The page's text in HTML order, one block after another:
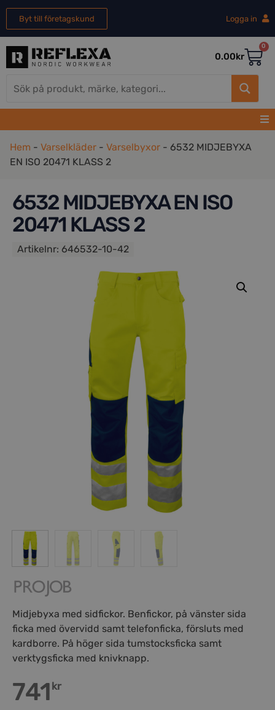
Byt till företagskund Logga in
0.00kr
0
Hem - Varselkläder - Varselbyxor - 6532 MIDJEBYXA
EN ISO 20471 KLASS 2
6532 MIDJEBYXA EN ISO
20471 KLASS 2
Artikelnr: 646532-10-42
Midjebyxa med sidfickor. Benfickor, på vänster sida
ficka med övervidd samt telefonficka, försluts med
kardborre. På höger sida tumstocksficka samt
verktygsficka med knivknapp.
741kr